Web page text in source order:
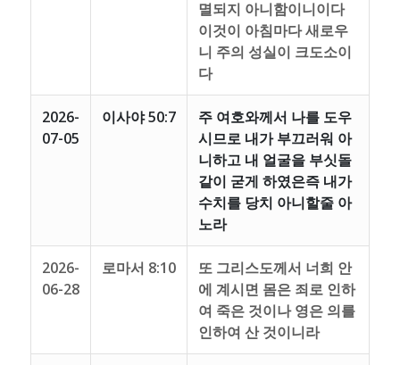
멸되지 아니함이니이다
이것이 아침마다 새로우
니 주의 성실이 크도소이
다
2026-
07-05
이사야 50:7
주 여호와께서 나를 도우
시므로 내가 부끄러워 아
니하고 내 얼굴을 부싯돌
같이 굳게 하였은즉 내가
수치를 당치 아니할줄 아
노라
2026-
06-28
로마서 8:10
또 그리스도께서 너희 안
에 계시면 몸은 죄로 인하
여 죽은 것이나 영은 의를
인하여 산 것이니라